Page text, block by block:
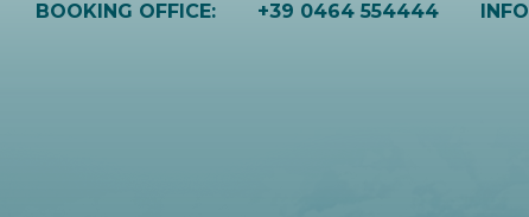
BOOKING OFFICE: +39 0464 554444